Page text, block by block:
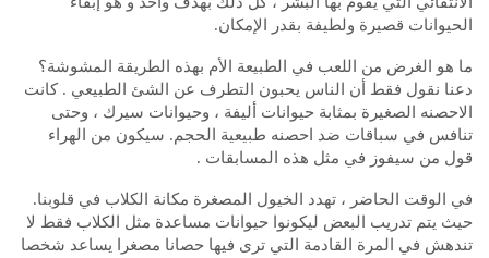
الحيوانات قصيرة ولطيفة بقدر الإمكان.
ما هو الغرض من اللعب في الطبيعة الأم بهذه الطريقة المشوشة؟
دعنا نقول فقط أن الناس يحبون التطرف عن الشئ الطبيعي . كانت
الاحصنه الصغيرة بمثابة حيوانات أليفة ، وحيوانات سيرك ، وحتى
تنافس في سباقات ضد احصنه طبيعية الحجم. سيكون من الهراء
قول من سيفوز في مثل هذه المسابقات .
في الوقت الحاضر ، تهدد الخيول المصغرة مكانة الكلاب في قلوبنا.
حيث يتم تدريب البعض ليكونوا حيوانات مساعدة مثل الكلاب فقط لا
تندهش في المرة القادمة التي ترى فيها حصانا مصغرا يساعد شخصا